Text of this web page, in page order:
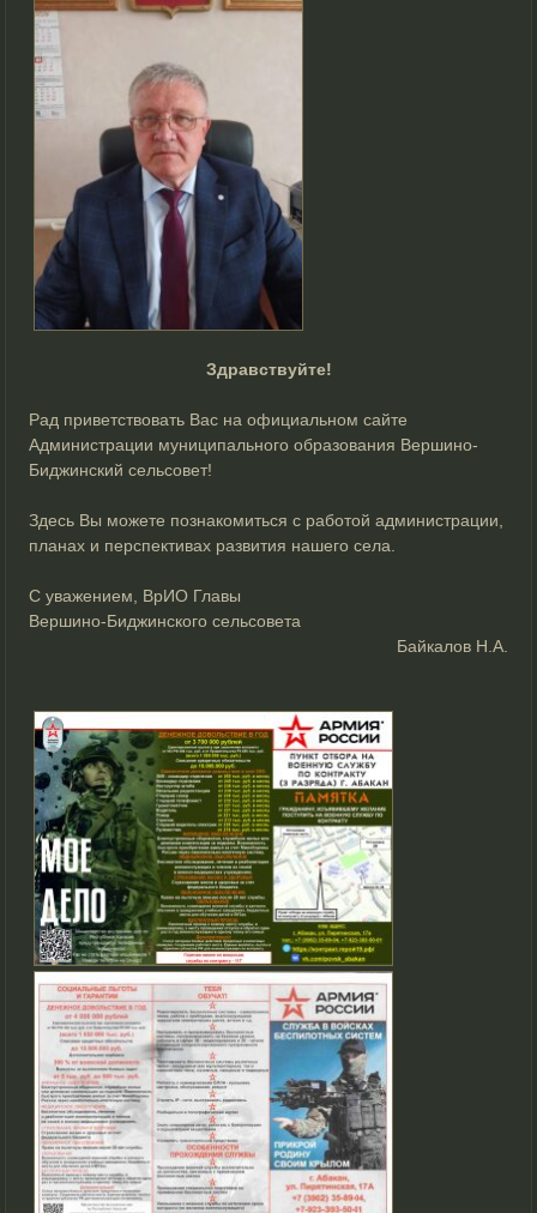
Здравствуйте!
Рад приветствовать Вас на официальном сайте
Администрации муниципального образования Вершино-
Биджинский сельсовет!
Здесь Вы можете познакомиться с работой администрации,
планах и перспективах развития нашего села.
С уважением, ВрИО Главы
Вершино-Биджинского сельсовета
Байкалов Н.А.